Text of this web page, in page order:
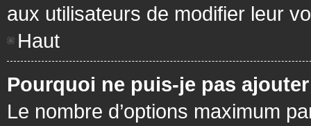
aux utilisateurs de modifier leur
Haut
Pourquoi ne puis-je pas
Le nombre d’options maximum